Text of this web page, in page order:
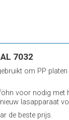
7032
om PP
voor nodig met
lasapparaat
de beste prijs.